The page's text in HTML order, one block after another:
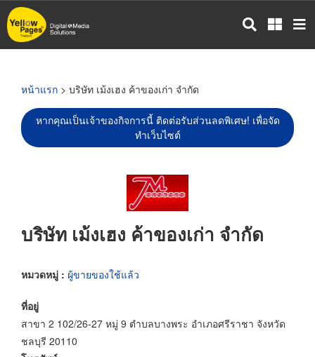
ข้าม
ไป
หน้าแรก > บริษัท เม้งเฮง ค้าของเก่า จำกัด
หากคุณเป็นเจ้าของกิจการนี้ ติดต่อรับส่วนลดพิเศษ! เพื่อจัด
ทำเว็บไซต์
บริษัท เม้งเฮง ค้าของเก่า จำกัด
หมวดหมู่ : ผู้ขายของใช้แล้ว
ที่อยู่
สาขา 2 102/26-27 หมู่ 9 ตำบลบางพระ อำเภอศรีราชา จังหวัด
ชลบุรี 20110